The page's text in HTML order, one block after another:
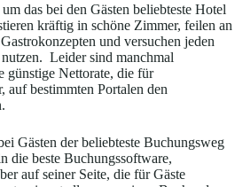
das bei den Gästen beliebteste Hotel
kräftig in schöne Zimmer, feilen an
und versuchen jeden
Leider sind manchmal
günstige Nettorate, die für
auf bestimmten Portalen den
Gästen der beliebteste Buchungsweg
die beste Buchungssoftware,
auf seiner Seite, die für Gäste